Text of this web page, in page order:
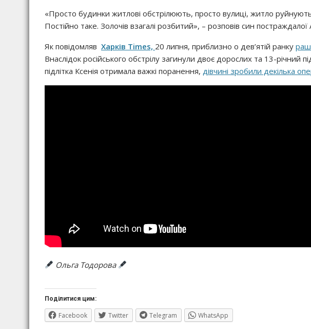
«Просто будинки житлові обстрілюють, просто вулиці, житло
Постійно таке. Золочів взагалі розбитий», – розповів син постраждалої
Як повідомляв Харків Times, 20 липня, приблизно о дев’ятій ранку
Внаслідок російського обстрілу загинули двоє дорослих та 13-річний
підлітка Ксенія отримала важкі поранення, дівчині зробили декілька
Ольга Тодорова
Поділитися цим:
Facebook Twitter Telegram WhatsApp